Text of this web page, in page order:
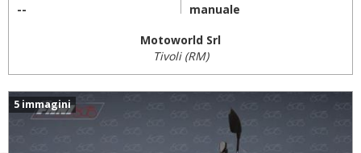
-- manuale
Motoworld Srl
Tivoli (RM)
5 immagini